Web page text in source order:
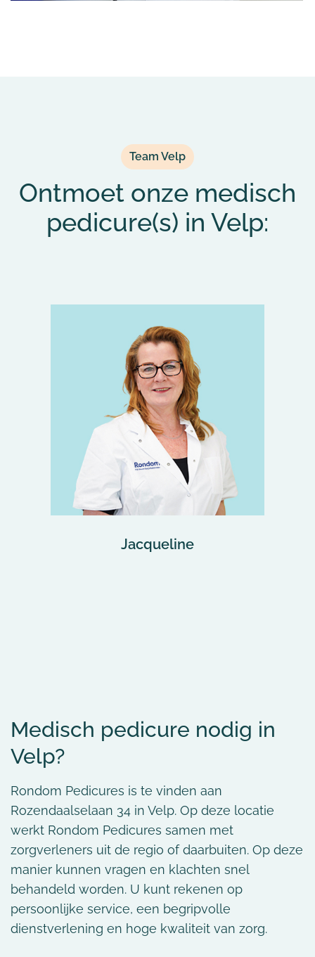
Team Velp
Ontmoet onze medisch
pedicure(s) in Velp:
Jacqueline
Medisch pedicure nodig in
Velp?
Rondom Pedicures is te vinden aan
Rozendaalselaan 34 in Velp. Op deze locatie
werkt Rondom Pedicures samen met
zorgverleners uit de regio of daarbuiten. Op deze
manier kunnen vragen en klachten snel
behandeld worden. U kunt rekenen op
persoonlijke service, een begripvolle
dienstverlening en hoge kwaliteit van zorg.